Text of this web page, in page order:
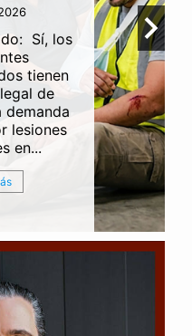
Sí, los
tienen
de
demanda
lesiones
en...